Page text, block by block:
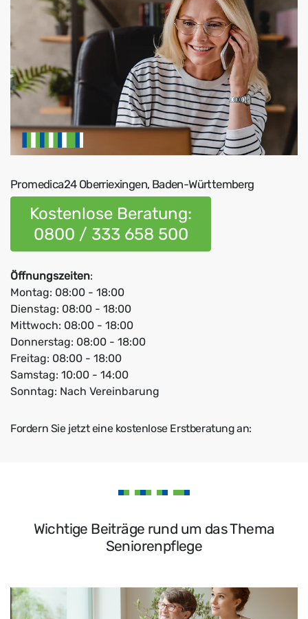
Promedica24 Oberriexingen, Baden-Württemberg
Kostenlose Beratung:
0800 / 333 658 500
Öffnungszeiten:
Montag: 08:00 - 18:00
Dienstag: 08:00 - 18:00
Mittwoch: 08:00 - 18:00
Donnerstag: 08:00 - 18:00
Freitag: 08:00 - 18:00
Samstag: 10:00 - 14:00
Sonntag: Nach Vereinbarung
Fordern Sie jetzt eine kostenlose Erstberatung an:
Wichtige Beiträge rund um das Thema
Seniorenpflege